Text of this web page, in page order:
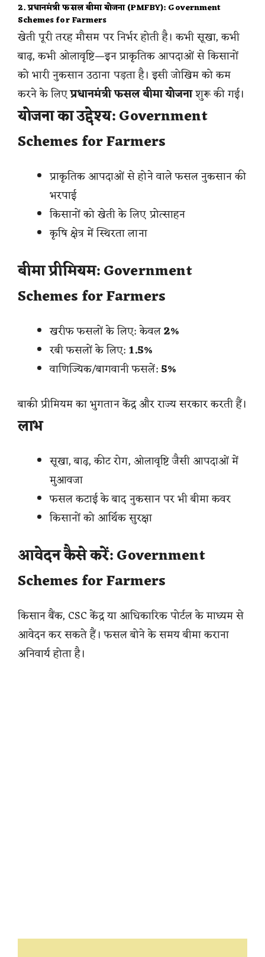
2. प्रधानमंत्री फसल बीमा योजना (PMFBY): Government
Schemes for Farmers
खेती पूरी तरह मौसम पर निर्भर होती है। कभी सूखा, कभी
बाढ़, कभी ओलावृष्टि—इन प्राकृतिक आपदाओं से किसानों
को भारी नुकसान उठाना पड़ता है। इसी जोखिम को कम
करने के लिएप्रधानमंत्री फसल बीमा योजनाशुरू की गई।
योजना का उद्देश्य: Government
Schemes for Farmers
प्राकृतिक आपदाओं से होने वाले फसल नुकसान की
भरपाई
किसानों को खेती के लिए प्रोत्साहन
कृषि क्षेत्र में स्थिरता लाना
बीमा प्रीमियम: Government
Schemes for Farmers
खरीफ फसलों के लिए: केवल2%
रबी फसलों के लिए:1.5%
वाणिज्यिक/बागवानी फसलें:5%
बाकी प्रीमियम का भुगतान केंद्र और राज्य सरकार करती हैं।
लाभ
सूखा, बाढ़, कीट रोग, ओलावृष्टि जैसी आपदाओं में
मुआवजा
फसल कटाई के बाद नुकसान पर भी बीमा कवर
किसानों को आर्थिक सुरक्षा
आवेदन कैसे करें: Government
Schemes for Farmers
किसान बैंक, CSC केंद्र या आधिकारिक पोर्टल के माध्यम से
आवेदन कर सकते हैं। फसल बोने के समय बीमा कराना
अनिवार्य होता है।